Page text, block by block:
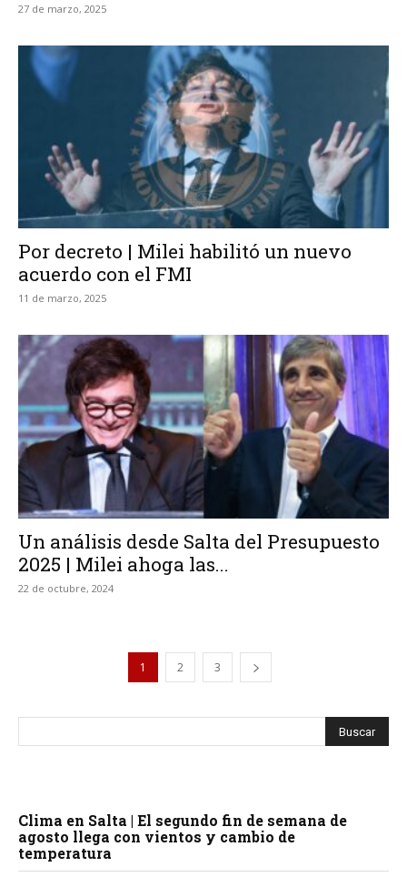
27 de marzo, 2025
Por decreto | Milei habilitó un nuevo
acuerdo con el FMI
11 de marzo, 2025
Un análisis desde Salta del Presupuesto
2025 | Milei ahoga las...
22 de octubre, 2024
1 2 3
Clima en Salta | El segundo fin de semana de
agosto llega con vientos y cambio de
temperatura